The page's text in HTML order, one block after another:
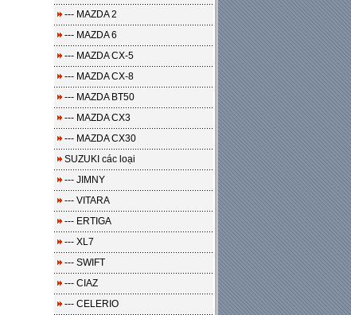
--- MAZDA 2
--- MAZDA 6
--- MAZDA CX-5
--- MAZDA CX-8
--- MAZDA BT50
--- MAZDA CX3
--- MAZDA CX30
SUZUKI các loại
--- JIMNY
--- VITARA
--- ERTIGA
--- XL7
--- SWIFT
--- CIAZ
--- CELERIO